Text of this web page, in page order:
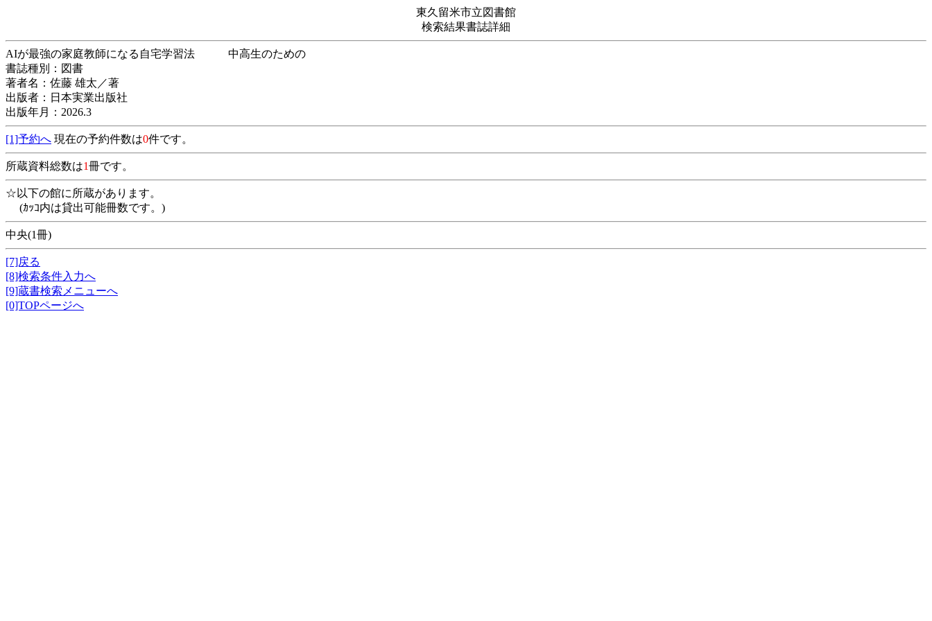
東久留米市立図書館
検索結果書誌詳細
AIが最強の家庭教師になる自宅学習法 中高生のための
書誌種別：図書
著者名：佐藤 雄太／著
出版者：日本実業出版社
出版年月：2026.3
[1]予約へ 現在の予約件数は0件です。
所蔵資料総数は1冊です。
☆以下の館に所蔵があります。
(ｶｯｺ内は貸出可能冊数です。)
中央(1冊)
[7]戻る
[8]検索条件入力へ
[9]蔵書検索メニューへ
[0]TOPページへ